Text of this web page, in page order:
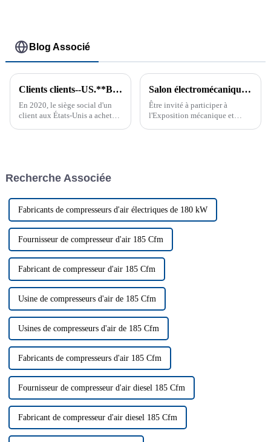
Blog Associé
Clients clients--US.**BREATHABLE BAGSIMP. & MFG. CORP.
En 2020, le siège social d'un
client aux États-Unis a acheté
Salon électromécanique Asie-Europe 2019 du Xinjiang
Être invité à participer à
l'Exposition mécanique et
Recherche Associée
Fabricants de compresseurs d'air électriques de 180 kW
Fournisseur de compresseur d'air 185 Cfm
Fabricant de compresseur d'air 185 Cfm
Usine de compresseurs d'air de 185 Cfm
Usines de compresseurs d'air de 185 Cfm
Fabricants de compresseurs d'air 185 Cfm
Fournisseur de compresseur d'air diesel 185 Cfm
Fabricant de compresseur d'air diesel 185 Cfm